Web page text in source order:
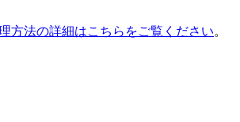
方法の詳細はこちらをご覧ください。